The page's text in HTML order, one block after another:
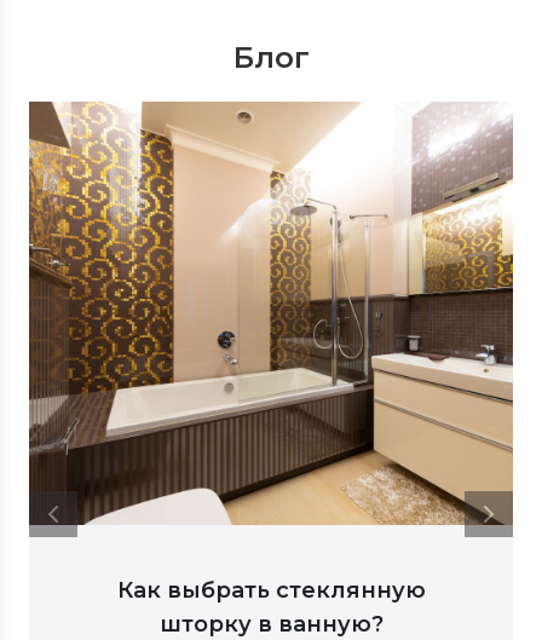
Блог
Как выбрать стеклянную
шторку в ванную?